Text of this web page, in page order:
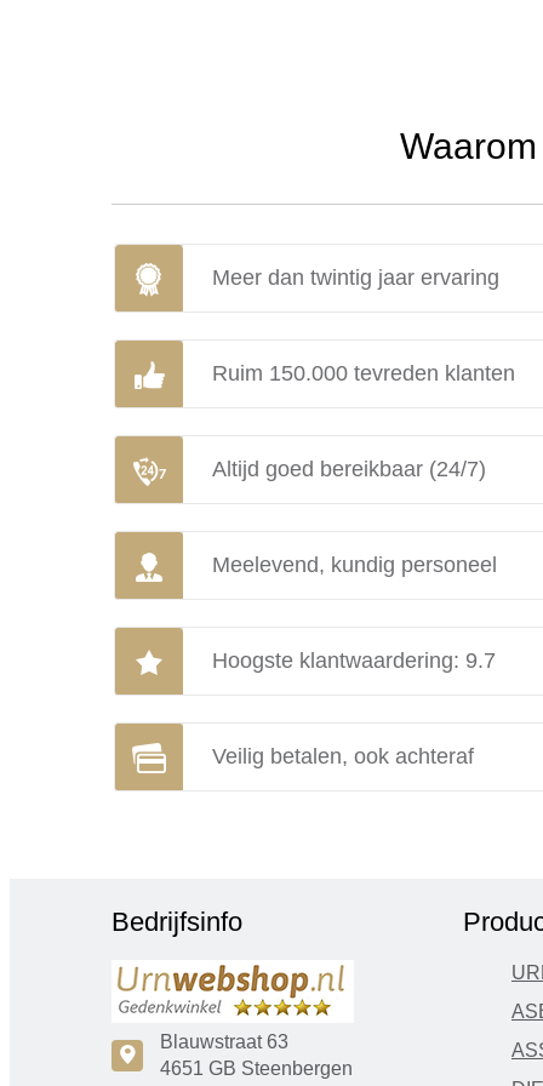
Meer dan twintig jaar ervaring
Ruim 150.000 tevreden klanten
Altijd goed bereikbaar (24/7)
Meelevend, kundig personeel
Hoogste klantwaardering: 9.7
Veilig betalen, ook achteraf
Bedrijfsinfo
c
Blauwstraat 63
4651 GB Steenbergen